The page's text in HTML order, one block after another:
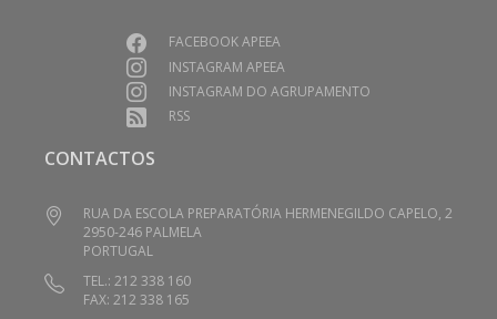
FACEBOOK APEEA
INSTAGRAM APEEA
INSTAGRAM DO AGRUPAMENTO
RSS
CONTACTOS
RUA DA ESCOLA PREPARATÓRIA HERMENEGILDO CAPELO, 2
2950-246 PALMELA
PORTUGAL
TEL.: 212 338 160
FAX: 212 338 165